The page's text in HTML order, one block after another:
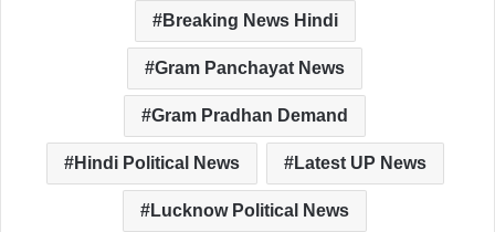
k
A
p
p
Breaking News Hindi
Gram Panchayat News
Gram Pradhan Demand
Hindi Political News Latest UP News
Lucknow Political News